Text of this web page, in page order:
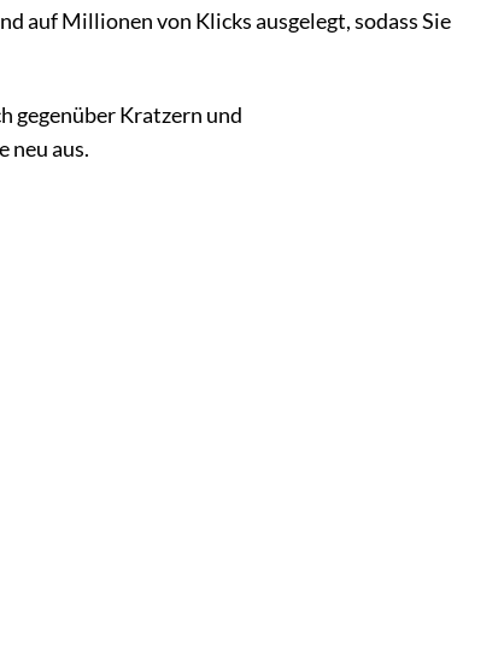
auf Millionen von Klicks ausgelegt, sodass Sie
gegenüber Kratzern und
neu aus.